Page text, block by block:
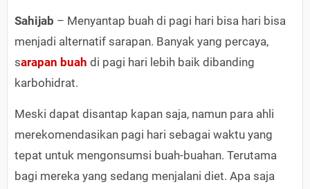
Sahijab – Menyantap buah di pagi hari bisa hari bisa
menjadi alternatif sarapan. Banyak yang percaya,
sarapan buah di pagi hari lebih baik dibanding
karbohidrat.
Meski dapat disantap kapan saja, namun para ahli
merekomendasikan pagi hari sebagai waktu yang
tepat untuk mengonsumsi buah-buahan. Terutama
bagi mereka yang sedang menjalani diet. Apa saja